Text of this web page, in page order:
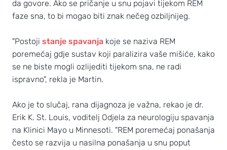
da govore. Ako se pričanje u snu pojavi tijekom REM
faze sna, to bi mogao biti znak nečeg ozbiljnijeg.
"Postoji stanje spavanja koje se naziva REM
poremećaj gdje sustav koji paralizira vaše mišiće, kako
se ne biste mogli ozlijediti tijekom sna, ne radi
ispravno", rekla je Martin.
Ako je to slučaj, rana dijagnoza je važna, rekao je dr.
Erik K. St. Louis, voditelj Odjela za neurologiju spavanja
na Klinici Mayo u Minnesoti. "REM poremećaj ponašanja
često se razvija u nasilna ponašanja u snu poput